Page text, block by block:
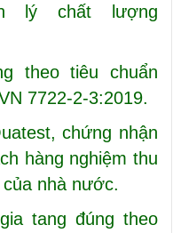
lý chất lượng
theo tiêu chuẩn
7722-2-3:2019.
chứng nhận
hàng nghiệm thu
nhà nước.
tang đúng theo